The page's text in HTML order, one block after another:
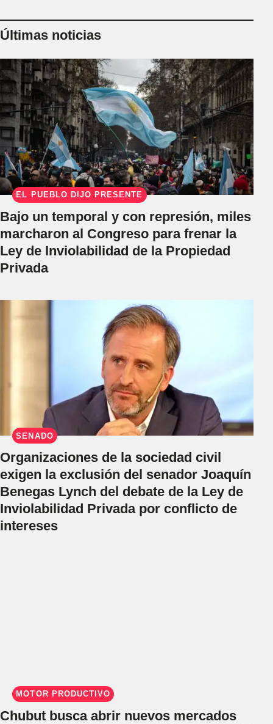
Últimas noticias
EL PUEBLO DIJO PRESENTE
Bajo un temporal y con represión, miles
marcharon al Congreso para frenar la
Ley de Inviolabilidad de la Propiedad
Privada
SENADO
Organizaciones de la sociedad civil
exigen la exclusión del senador Joaquín
Benegas Lynch del debate de la Ley de
Inviolabilidad Privada por conflicto de
intereses
MOTOR PRODUCTIVO
Chubut busca abrir nuevos mercados